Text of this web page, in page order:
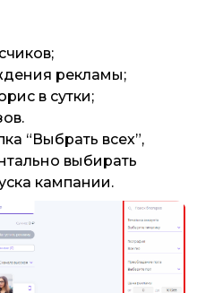
рекламы;
в сутки;
“Выбрать всех”,
выбирать
кампании.